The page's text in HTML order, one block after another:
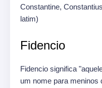
Constantine,
latim)
Fidencio
Fidencio significa
um nome para meninos